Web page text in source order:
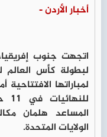
أخبار الأردن -
اتجهت جنوب
لبطولة كأس العالم
لمباراتها
المساعد هلمان
الولايات المتحدة.